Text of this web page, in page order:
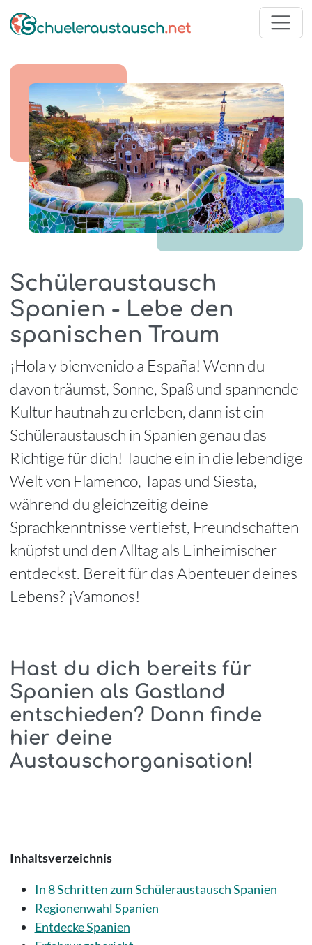
Schüleraustausch
Spanien - Lebe den
spanischen Traum
¡Hola y bienvenido a España! Wenn du
davon träumst, Sonne, Spaß und spannende
Kultur hautnah zu erleben, dann ist ein
Schüleraustausch in Spanien genau das
Richtige für dich! Tauche ein in die lebendige
Welt von Flamenco, Tapas und Siesta,
während du gleichzeitig deine
Sprachkenntnisse vertiefst, Freundschaften
knüpfst und den Alltag als Einheimischer
entdeckst. Bereit für das Abenteuer deines
Lebens? ¡Vamonos!
Hast du dich bereits für
Spanien als Gastland
entschieden? Dann finde
hier deine
Austauschorganisation!
Inhaltsverzeichnis
In 8 Schritten zum Schüleraustausch Spanien
Regionenwahl Spanien
Entdecke Spanien